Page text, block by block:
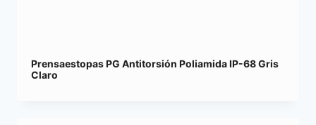
Prensaestopas PG Antitorsión Poliamida IP-68 Gris
Claro